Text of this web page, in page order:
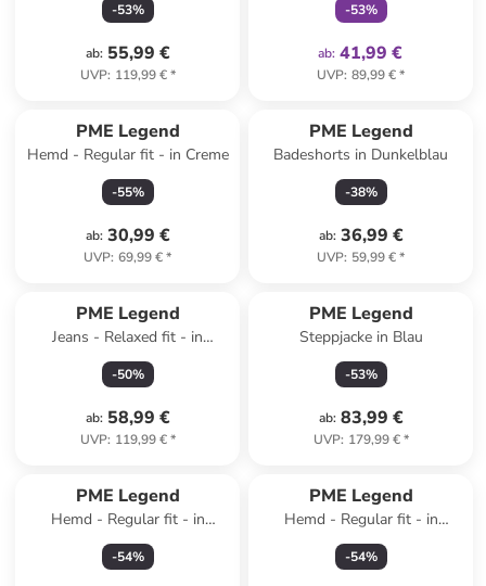
-53%
ab: 55,99 €
UVP: 119,99 €*
-53%
ab: 41,99 €
UVP: 89,99 €*
PME Legend
Hemd - Regular fit - in Creme
-55%
ab: 30,99 €
UVP: 69,99 €*
PME Legend
Badeshorts in Dunkelblau
-38%
ab: 36,99 €
UVP: 59,99 €*
PME Legend
Jeans - Relaxed fit - in
Dunkelblau
-50%
ab: 58,99 €
UVP: 119,99 €*
PME Legend
Steppjacke in Blau
-53%
ab: 83,99 €
UVP: 179,99 €*
PME Legend
Hemd - Regular fit - in
Hellblau
-54%
PME Legend
Hemd - Regular fit - in
Dunkelgrün
-54%